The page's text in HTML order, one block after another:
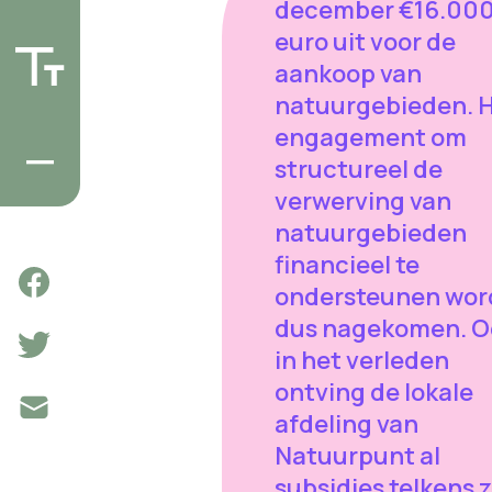
december €16.000
euro uit voor de
aankoop van
natuurgebieden.
engagement om
structureel de
verwerving van
natuurgebieden
financieel te
ondersteunen
dus nagekomen.
in het verleden
ontving de lokale
afdeling van
Natuurpunt al